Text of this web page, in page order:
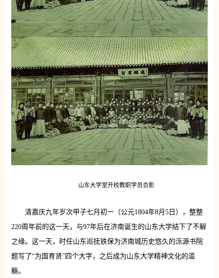
山东大学堂开校教职学员合影
清嘉庆九年岁次甲子七月初一（公元1804年8月5日），整整
220周年前的这一天，与97年后在济南诞生的山东大学结下了不解
之缘。这一天，时任山东巡抚铁保为济南城历史悠久的泺源书院
题写了“为国育贤”四个大字，之后成为山东大学精神文化的滥
觞。